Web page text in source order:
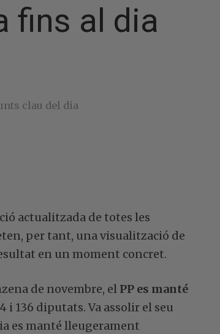
fins al dia
clau del dia
actualitzada de totes les
per tant, una visualització de
en un moment concret.
de novembre, el PP es manté
i 136 diputats. Va assolir el seu
es manté lleugerament